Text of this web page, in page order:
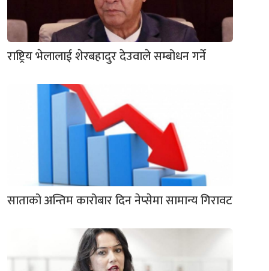
राष्ट्रिय भेलालाई शेरबहादुर देउवाले सम्बोधन गर्ने
साताको अन्तिम कारोबार दिन नेप्सेमा सामान्य गिरावट